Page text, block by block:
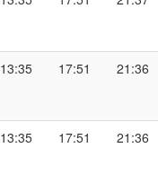
13:35 17:51 21:36
13:35 17:51 21:36